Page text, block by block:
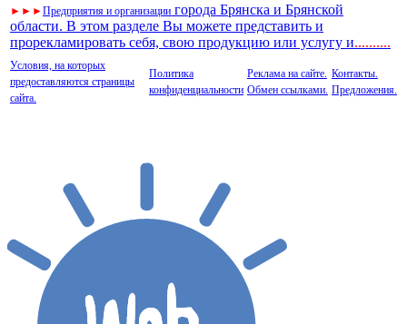
► ► ►Предприятия и организации города Брянска и Брянской
области. В этом разделе Вы можете представить и
прорекламировать себя, свою продукцию или услугу и..........
Условия, на которых
предоставляются страницы
сайта.
Политика
конфиденциальности
Реклама на сайте.
Обмен ссылками.
Контакты.
Предложения.